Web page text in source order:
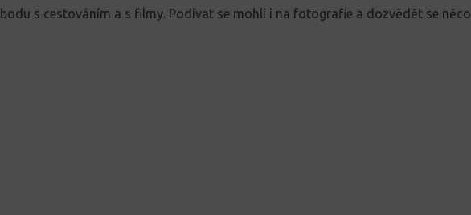
s cestováním a s filmy. Podívat se mohli i na fotografie a dozvědět se něco